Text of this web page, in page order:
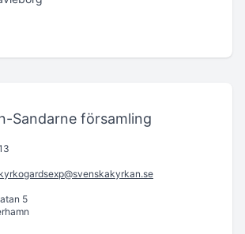
Sandarne församling
5